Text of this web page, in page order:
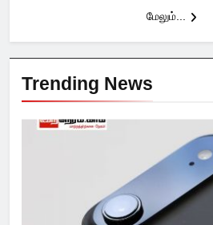
மேலும்...
Trending News